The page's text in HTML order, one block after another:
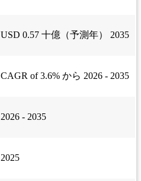
USD 0.57 十億（予測年） 2035
CAGR of 3.6% から 2026 - 2035
2026 - 2035
2025